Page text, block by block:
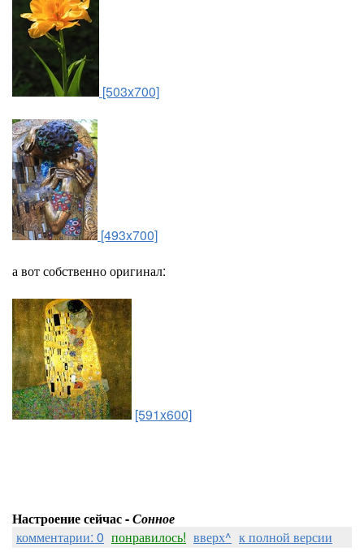
[503x700]
[493x700]
а вот собственно оригинал:
[591x600]
Настроение сейчас -Сонное
комментарии: 0 понравилось! вверх^ к полной версии